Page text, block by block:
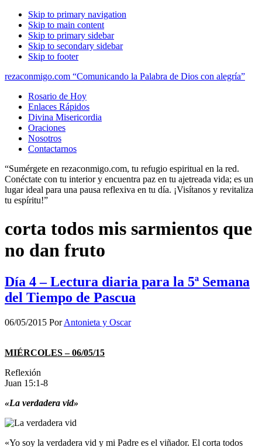
Skip to primary navigation
Skip to main content
Skip to primary sidebar
Skip to secondary sidebar
Skip to footer
rezaconmigo.com “Comunicando la Palabra de Dios con alegría”
Rosario de Hoy
Enlaces Rápidos
Divina Misericordia
Oraciones
Nosotros
Contactarnos
“Sumérgete en rezaconmigo.com, tu refugio espiritual en la red.
Conéctate con tu interior y encuentra paz en tu ajetreada vida; es un
lugar ideal para una pausa reflexiva en tu día. ¡Visítanos y revitaliza
tu espíritu!”
corta todos mis sarmientos que
no dan fruto
Día 4 – Lectura diaria para la 5ª Semana
del Tiempo de Pascua
06/05/2015 PorAntonieta y Oscar
MIÉRCOLES – 06/05/15
Reflexión
Juan 15:1-8
«La verdadera vid»
«Yo soy la verdadera vid y mi Padre es el viñador. El corta todos